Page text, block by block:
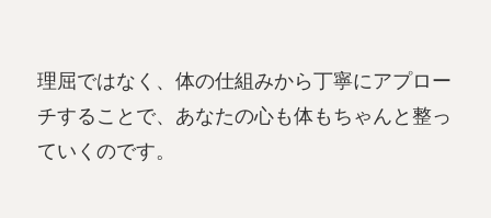
理屈ではなく、体の仕組みから丁寧にアプロー
チすることで、あなたの心も体もちゃんと整っ
ていくのです。